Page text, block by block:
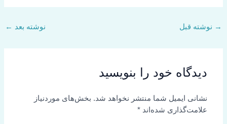
→ نوشته قبل نوشته بعد ←
دیدگاه‌ خود را بنویسید
نشانی ایمیل شما منتشر نخواهد شد. بخش‌های موردنیاز
علامت‌گذاری شده‌اند*